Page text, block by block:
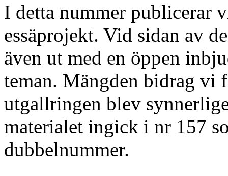
I detta nummer publicerar
essäprojekt. Vid sidan av
även ut med en öppen
teman. Mängden bidrag vi
utgallringen blev
materialet ingick i nr 157
dubbelnummer.